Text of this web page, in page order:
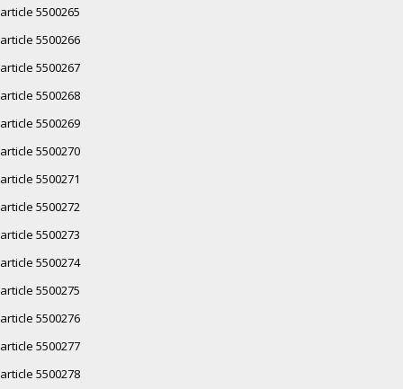
article 5500265
article 5500266
article 5500267
article 5500268
article 5500269
article 5500270
article 5500271
article 5500272
article 5500273
article 5500274
article 5500275
article 5500276
article 5500277
article 5500278